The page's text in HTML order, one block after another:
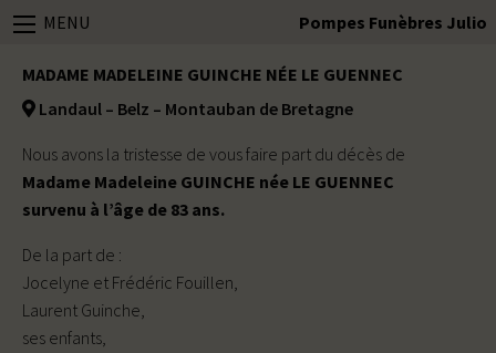
MENU Pompes Funèbres Julio
MADAME MADELEINE GUINCHE NÉE LE GUENNEC
Landaul – Belz – Montauban de Bretagne
Nous avons la tristesse de vous faire part du décès de
Madame Madeleine GUINCHE née LE GUENNEC
survenu à l’âge de 83 ans.
De la part de :
Jocelyne et Frédéric Fouillen,
Laurent Guinche,
ses enfants,